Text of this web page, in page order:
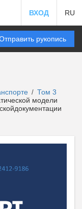
ВХОД RU
рукопись
/ Том 3
модели